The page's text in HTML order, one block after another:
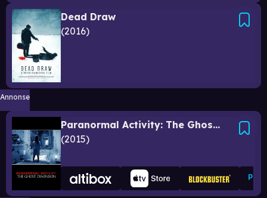
Dead Draw
2016
Annonse
Paranormal Activity: The Ghost Dimension
2015